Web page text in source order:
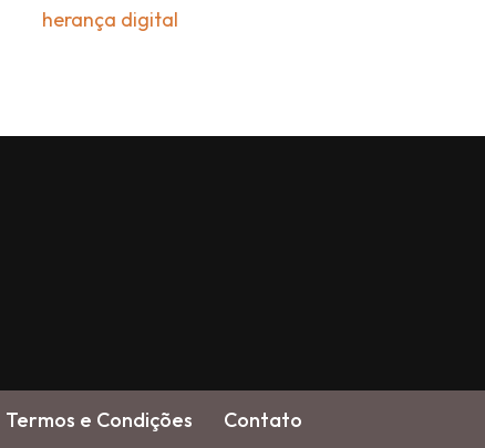
herança digital
Termos e Condições Contato